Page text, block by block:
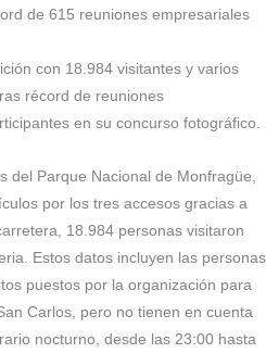
de 615 reuniones empresariales
con 18.984 visitantes y varios
récord de reuniones
en su concurso fotográfico.
del Parque Nacional de Monfragüe,
por los tres accesos gracias a
18.984 personas visitaron
Estos datos incluyen las personas
puestos por la organización para
Carlos, pero no tienen en cuenta
nocturno, desde las 23:00 hasta